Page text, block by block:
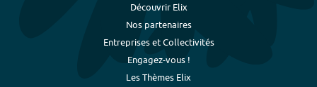
Découvrir Elix
Nos partenaires
Entreprises et Collectivités
Engagez-vous !
Les Thèmes Elix